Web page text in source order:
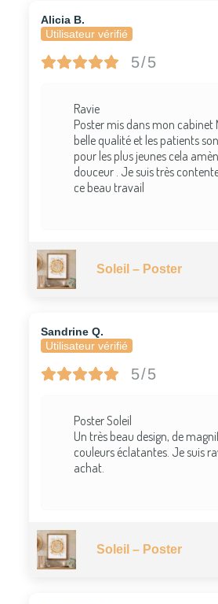
Alicia B.
Utilisateur vérifié
5/5
Ravie
Poster mis dans mon cabinet
belle qualité et les patients
pour les plus jeunes cela
douceur . Je suis très
ce beau travail
Soleil – Poster
Sandrine Q.
Utilisateur vérifié
5/5
Poster Soleil
Un très beau design, de
couleurs éclatantes. Je suis
achat.
Soleil – Poster